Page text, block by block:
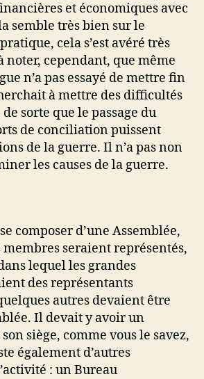
et économiques avec
semble très bien sur le
cela s’est avéré très
noter, cependant, que même
n’a pas essayé de mettre fin
à mettre des difficultés
sorte que le passage du
de conciliation puissent
de la guerre. Il n’a pas non
les causes de la guerre.
composer d’une Assemblée,
membres seraient représentés,
lequel les grandes
des représentants
autres devaient être
Il devait y avoir un
siège, comme vous le savez,
également d’autres
: un Bureau